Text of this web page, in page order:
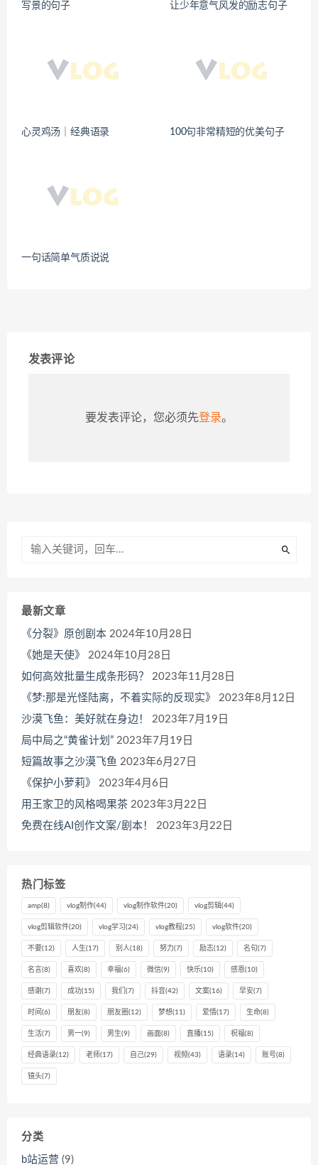
写景的句子 让少年意气风发的励志句子
心灵鸡汤｜经典语录 100句非常精短的优美句子
一句话简单气质说说
发表评论
要发表评论，您必须先登录。
最新文章
《分裂》原创剧本 2024年10月28日
《她是天使》
2024年10月28日
如何高效批量生成条形码？
2023年11月28日
《梦:那是光怪陆离，不着实际的反现实》
2023年8月12日
沙漠飞鱼：美好就在身边！
2023年7月19日
局中局之“黄雀计划” 2023年7月19日
短篇故事之沙漠飞鱼 2023年6月27日
《保护小萝莉》
2023年4月6日
用王家卫的风格喝果茶 2023年3月22日
免费在线AI创作文案/剧本！
2023年3月22日
热门标签
amp(8) vlog制作(44) vlog制作软件(20) vlog剪辑(44)
vlog剪辑软件(20) vlog学习 (24) vlog教程(25) vlog软件(20)
不要(12) 人生(17) 别人(18) 努力 (7) 励志(12) 名句(7)
名言 (8) 喜欢(8) 幸福(6) 微信(9) 快乐(10) 感恩(10)
感谢(7) 成功(15) 我们 (7) 抖音(42) 文案(16) 早安(7)
时间 (6) 朋友(8) 朋友圈 (12) 梦想(11) 爱情(17) 生命(8)
生活(7) 男一(9) 男生(9) 画面(8) 直播(15) 祝福(8)
经典语录(12) 老师(17) 自己(29) 视频(43) 语录(14) 账号(8)
镜头(7)
分类
b站运营 (9)